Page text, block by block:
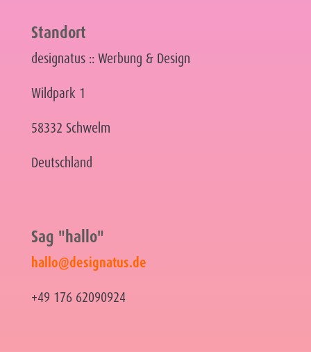
Standort
designatus :: Werbung & Design
Wildpark 1
58332 Schwelm
Deutschland
Sag "hallo"
hallo@designatus.de
+49 176 62090924